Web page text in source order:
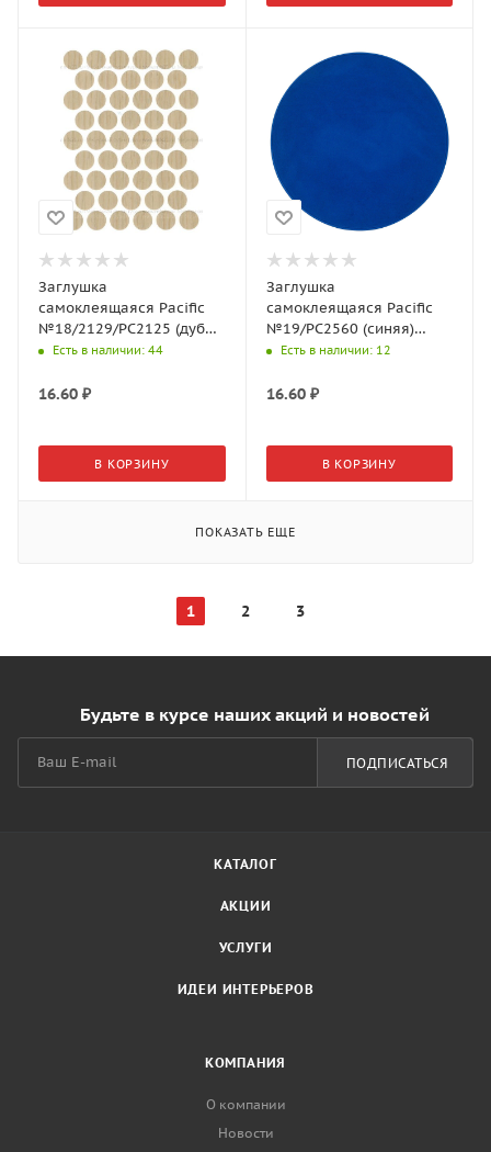
Заглушка
самоклеящаяся Pacific
№18/2129/PC2125 (дуб
выбеленный) d=18мм
Есть в наличии: 44
16.60 ₽
В КОРЗИНУ
Заглушка
самоклеящаяся Pacific
№19/PC2560 (синяя)
d=14мм (50шт./л)
Есть в наличии: 12
16.60₽
В КОРЗИНУ
ПОКАЗАТЬ ЕЩЕ
1 2 3
Будьте в курсе наших акций и новостей
ПОДПИСАТЬСЯ
КАТАЛОГ
АКЦИИ
УСЛУГИ
ИДЕИ ИНТЕРЬЕРОВ
КОМПАНИЯ
О компании
Новости